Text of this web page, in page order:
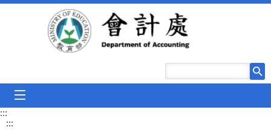
跳到主要內容區塊
:::
:::